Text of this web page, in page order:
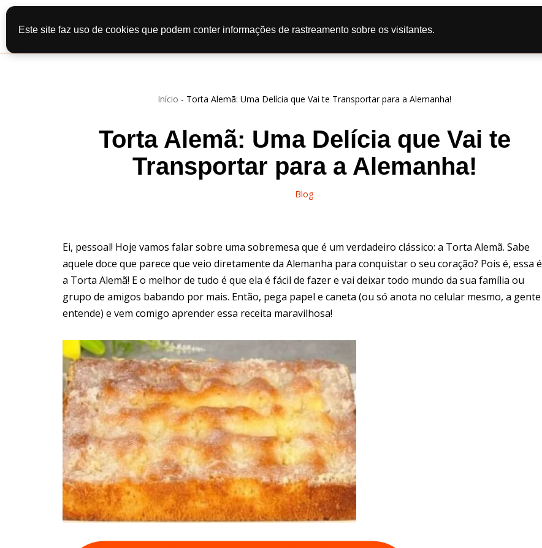
Pular
para
Contato
Políticas de Privacidade
Início - Torta Alemã: Uma Delícia que Vai te Transportar para a Alemanha!
Torta Alemã: Uma Delícia que Vai te
Transportar para a Alemanha!
Blog
Ei, pessoal! Hoje vamos falar sobre uma sobremesa que é um verdadeiro clássico: a Torta Alemã. Sabe
aquele doce que parece que veio diretamente da Alemanha para conquistar o seu coração? Pois é, essa é
a Torta Alemã! E o melhor de tudo é que ela é fácil de fazer e vai deixar todo mundo da sua família ou
grupo de amigos babando por mais. Então, pega papel e caneta (ou só anota no celular mesmo, a gente
entende) e vem comigo aprender essa receita maravilhosa!
Este site faz uso de cookies que podem conter informações de rastreamento sobre os visitantes.